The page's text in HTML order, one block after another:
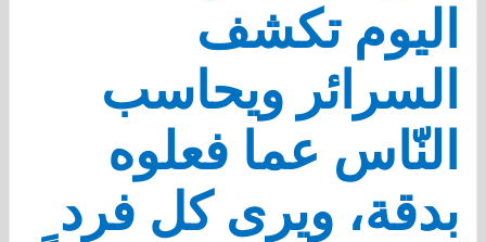
اليوم تكشف
السرائر ويحاسب
النّاس عما فعلوه
بدقة، ويرى كل فرد